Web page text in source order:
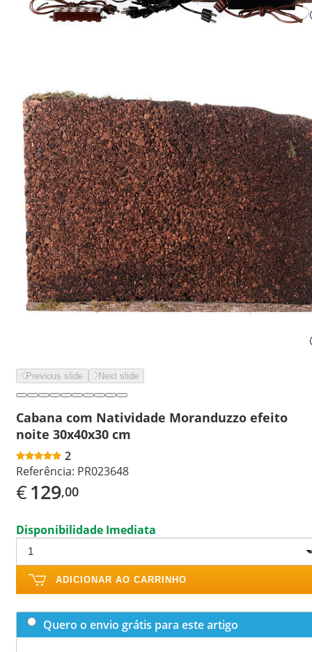
Previous slide Next slide
Cabana com Natividade Moranduzzo efeito
noite 30x40x30 cm
2
Referência: PR023648
€129,00
Disponibilidade Imediata
ADICIONAR AO CARRINHO
Quero o envio grátis para este artigo